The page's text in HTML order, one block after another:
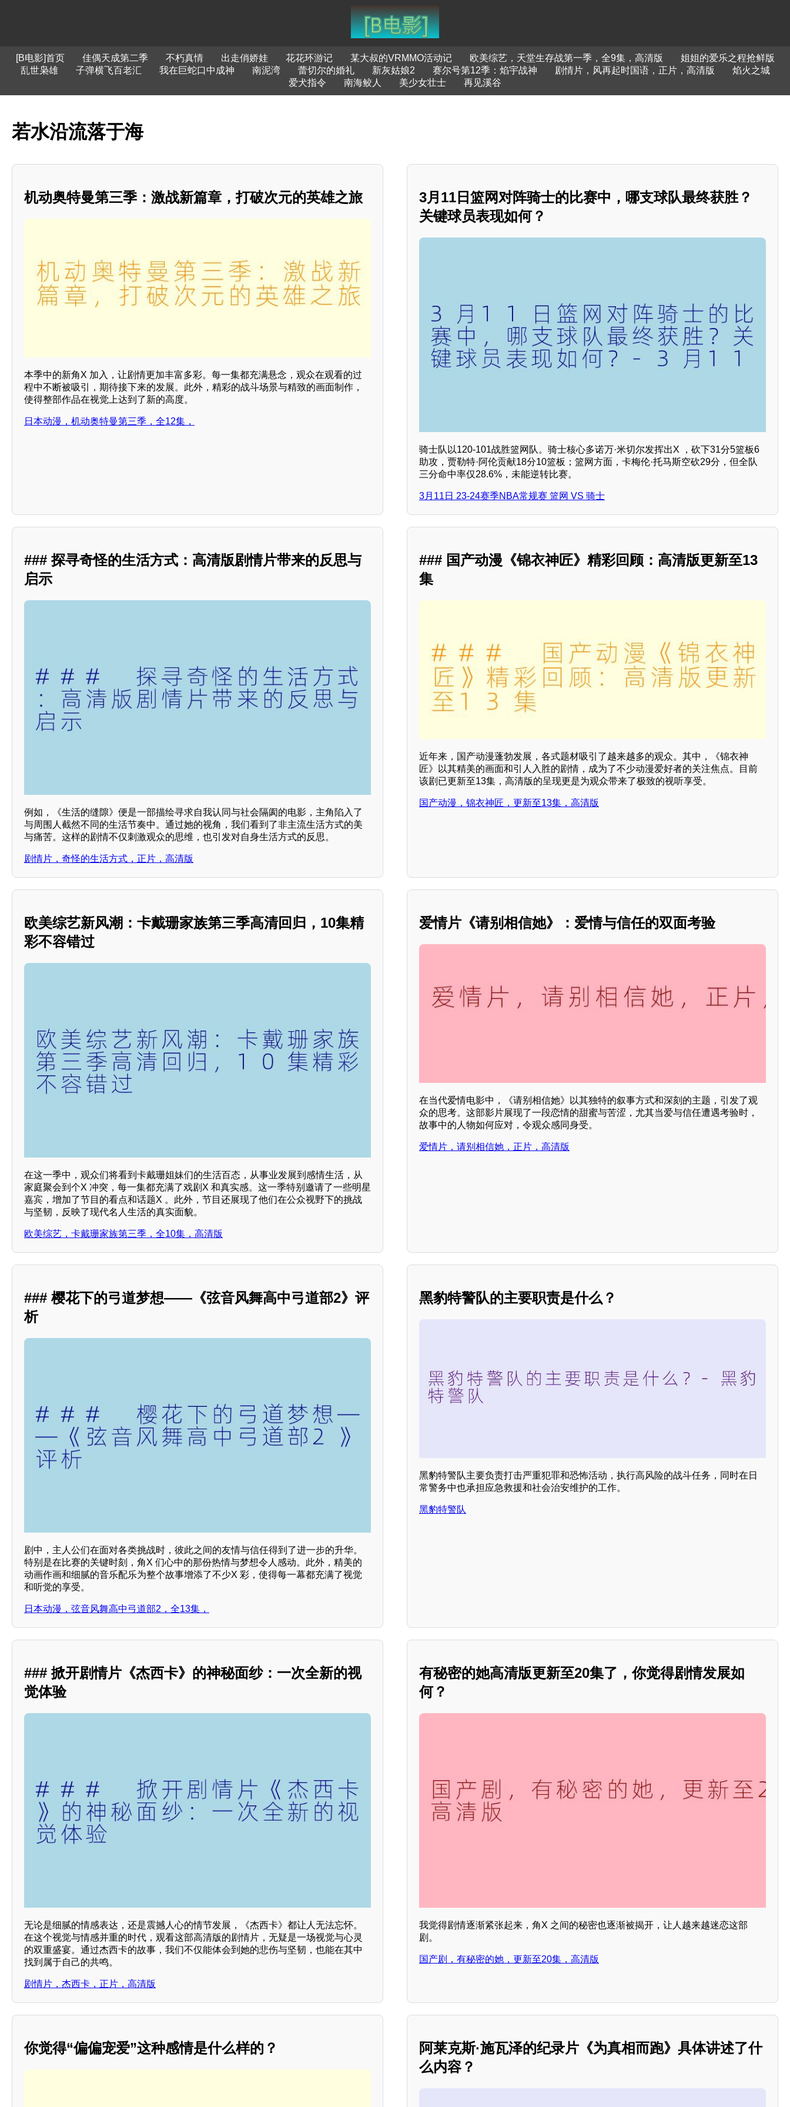
[B电影]首页 佳偶天成第二季 不朽真情 出走俏娇娃 花花环游记 某大叔的VRMMO活动记 欧美综艺，天堂生存战第一季，全9集，高清版
姐姐的爱乐之程抢鲜版
乱世枭雄
子弹横飞百老汇 我在巨蛇口中成神 南泥湾 蕾切尔的婚礼 新灰姑娘2 赛尔号第12季：焰宇战神 剧情片，风再起时国语，正片，高清版
焰火之城
爱犬指令
南海鲛人 美少女壮士 再见溪谷
若水沿流落于海
机动奥特曼第三季：激战新篇章，打破次元的英雄之旅
本季中的新角X 加入，让剧情更加丰富多彩。每一集都充满悬念，观众在观看的过
程中不断被吸引，期待接下来的发展。此外，精彩的战斗场景与精致的画面制作，
使得整部作品在视觉上达到了新的高度。
日本动漫，机动奥特曼第三季，全12集，
3月11日篮网对阵骑士的比赛中，哪支球队最终获胜？
关键球员表现如何？
骑士队以120-101战胜篮网队。骑士核心多诺万·米切尔发挥出X ，砍下31分5篮板6
助攻，贾勒特·阿伦贡献18分10篮板；篮网方面，卡梅伦·托马斯空砍29分，但全队
三分命中率仅28.6%，未能逆转比赛。
3月11日 23-24赛季NBA常规赛 篮网 VS 骑士
### 探寻奇怪的生活方式：高清版剧情片带来的反思与
启示
例如，《生活的缝隙》便是一部描绘寻求自我认同与社会隔阂的电影，主角陷入了
与周围人截然不同的生活节奏中。通过她的视角，我们看到了非主流生活方式的美
与痛苦。这样的剧情不仅刺激观众的思维，也引发对自身生活方式的反思。
剧情片，奇怪的生活方式，正片，高清版
### 国产动漫《锦衣神匠》精彩回顾：高清版更新至13
集
近年来，国产动漫蓬勃发展，各式题材吸引了越来越多的观众。其中，《锦衣神
匠》以其精美的画面和引人入胜的剧情，成为了不少动漫爱好者的关注焦点。目前
该剧已更新至13集，高清版的呈现更是为观众带来了极致的视听享受。
国产动漫，锦衣神匠，更新至13集，高清版
欧美综艺新风潮：卡戴珊家族第三季高清回归，10集精
彩不容错过
在这一季中，观众们将看到卡戴珊姐妹们的生活百态，从事业发展到感情生活，从
家庭聚会到个X 冲突，每一集都充满了戏剧X 和真实感。这一季特别邀请了一些明星
嘉宾，增加了节目的看点和话题X 。此外，节目还展现了他们在公众视野下的挑战
与坚韧，反映了现代名人生活的真实面貌。
欧美综艺，卡戴珊家族第三季，全10集，高清版
爱情片《请别相信她》：爱情与信任的双面考验
在当代爱情电影中，《请别相信她》以其独特的叙事方式和深刻的主题，引发了观
众的思考。这部影片展现了一段恋情的甜蜜与苦涩，尤其当爱与信任遭遇考验时，
故事中的人物如何应对，令观众感同身受。
爱情片，请别相信她，正片，高清版
### 樱花下的弓道梦想——《弦音风舞高中弓道部2》评
析
剧中，主人公们在面对各类挑战时，彼此之间的友情与信任得到了进一步的升华。
特别是在比赛的关键时刻，角X 们心中的那份热情与梦想令人感动。此外，精美的
动画作画和细腻的音乐配乐为整个故事增添了不少X 彩，使得每一幕都充满了视觉
和听觉的享受。
日本动漫，弦音风舞高中弓道部2，全13集，
黑豹特警队的主要职责是什么？
黑豹特警队主要负责打击严重犯罪和恐怖活动，执行高风险的战斗任务，同时在日
常警务中也承担应急救援和社会治安维护的工作。
黑豹特警队
### 掀开剧情片《杰西卡》的神秘面纱：一次全新的视
觉体验
无论是细腻的情感表达，还是震撼人心的情节发展，《杰西卡》都让人无法忘怀。
在这个视觉与情感并重的时代，观看这部高清版的剧情片，无疑是一场视觉与心灵
的双重盛宴。通过杰西卡的故事，我们不仅能体会到她的悲伤与坚韧，也能在其中
找到属于自己的共鸣。
剧情片，杰西卡，正片，高清版
有秘密的她高清版更新至20集了，你觉得剧情发展如
何？
我觉得剧情逐渐紧张起来，角X 之间的秘密也逐渐被揭开，让人越来越迷恋这部
剧。
国产剧，有秘密的她，更新至20集，高清版
你觉得“偏偏宠爱”这种感情是什么样的？
阿莱克斯·施瓦泽的纪录片《为真相而跑》具体讲述了什
么内容？